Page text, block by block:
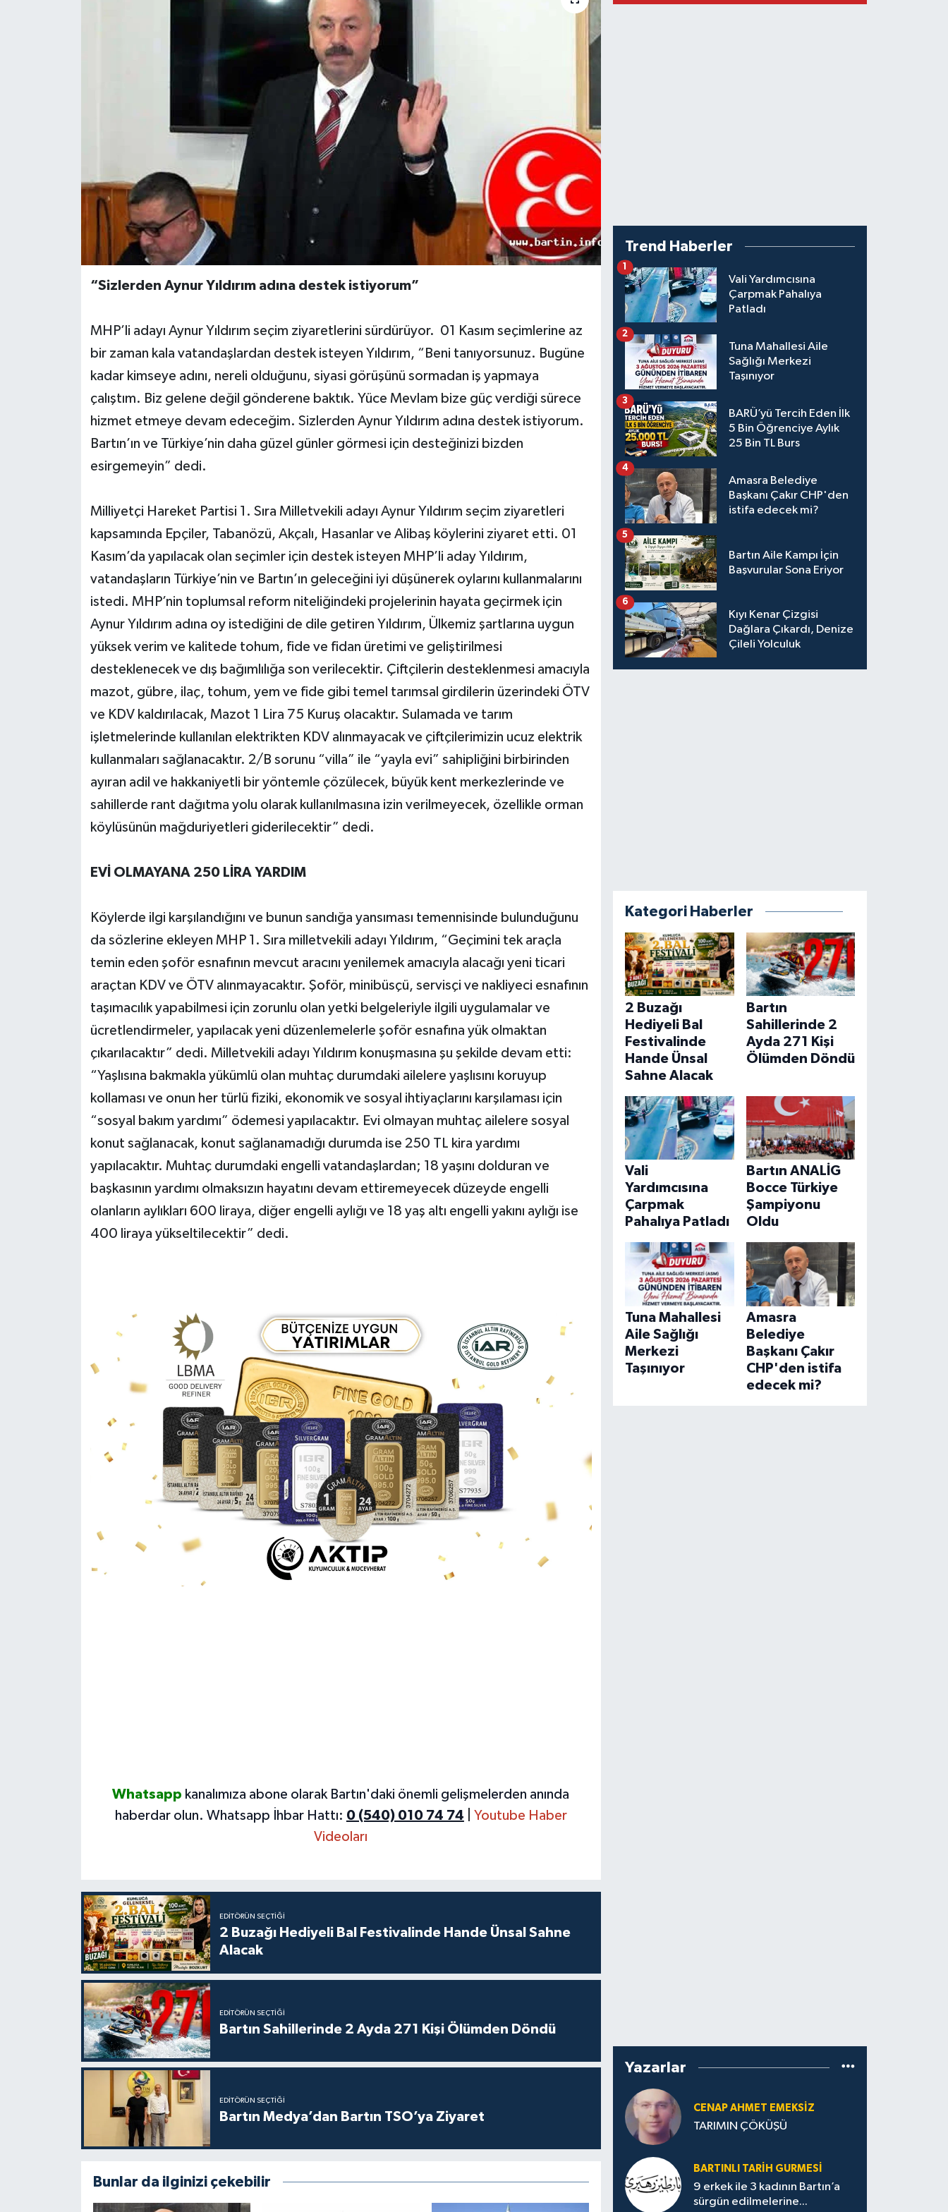
“Sizlerden Aynur Yıldırım adına destek istiyorum”
MHP’li adayı Aynur Yıldırım seçim ziyaretlerini sürdürüyor. 01 Kasım seçimlerine az
bir zaman kala vatandaşlardan destek isteyen Yıldırım, “Beni tanıyorsunuz. Bugüne
kadar kimseye adını, nereli olduğunu, siyasi görüşünü sormadan iş yapmaya
çalıştım. Biz gelene değil gönderene baktık. Yüce Mevlam bize güç verdiği sürece
hizmet etmeye devam edeceğim. Sizlerden Aynur Yıldırım adına destek istiyorum.
Bartın’ın ve Türkiye’nin daha güzel günler görmesi için desteğinizi bizden
esirgemeyin” dedi.
Milliyetçi Hareket Partisi 1. Sıra Milletvekili adayı Aynur Yıldırım seçim ziyaretleri
kapsamında Epçiler, Tabanözü, Akçalı, Hasanlar ve Alibaş köylerini ziyaret etti. 01
Kasım’da yapılacak olan seçimler için destek isteyen MHP’li aday Yıldırım,
vatandaşların Türkiye’nin ve Bartın’ın geleceğini iyi düşünerek oylarını kullanmalarını
istedi. MHP’nin toplumsal reform niteliğindeki projelerinin hayata geçirmek için
Aynur Yıldırım adına oy istediğini de dile getiren Yıldırım, Ülkemiz şartlarına uygun
yüksek verim ve kalitede tohum, fide ve fidan üretimi ve geliştirilmesi
desteklenecek ve dış bağımlılığa son verilecektir. Çiftçilerin desteklenmesi amacıyla
mazot, gübre, ilaç, tohum, yem ve fide gibi temel tarımsal girdilerin üzerindeki ÖTV
ve KDV kaldırılacak, Mazot 1 Lira 75 Kuruş olacaktır. Sulamada ve tarım
işletmelerinde kullanılan elektrikten KDV alınmayacak ve çiftçilerimizin ucuz elektrik
kullanmaları sağlanacaktır. 2/B sorunu “villa” ile “yayla evi” sahipliğini birbirinden
ayıran adil ve hakkaniyetli bir yöntemle çözülecek, büyük kent merkezlerinde ve
sahillerde rant dağıtma yolu olarak kullanılmasına izin verilmeyecek, özellikle orman
köylüsünün mağduriyetleri giderilecektir” dedi.
EVİ OLMAYANA 250 LİRA YARDIM
Köylerde ilgi karşılandığını ve bunun sandığa yansıması temennisinde bulunduğunu
da sözlerine ekleyen MHP 1. Sıra milletvekili adayı Yıldırım, “Geçimini tek araçla
temin eden şoför esnafının mevcut aracını yenilemek amacıyla alacağı yeni ticari
araçtan KDV ve ÖTV alınmayacaktır. Şoför, minibüsçü, servisçi ve nakliyeci esnafının
taşımacılık yapabilmesi için zorunlu olan yetki belgeleriyle ilgili uygulamalar ve
ücretlendirmeler, yapılacak yeni düzenlemelerle şoför esnafına yük olmaktan
çıkarılacaktır” dedi. Milletvekili adayı Yıldırım konuşmasına şu şekilde devam etti:
“Yaşlısına bakmakla yükümlü olan muhtaç durumdaki ailelere yaşlısını koruyup
kollaması ve onun her türlü fiziki, ekonomik ve sosyal ihtiyaçlarını karşılaması için
“sosyal bakım yardımı” ödemesi yapılacaktır. Evi olmayan muhtaç ailelere sosyal
konut sağlanacak, konut sağlanamadığı durumda ise 250 TL kira yardımı
yapılacaktır. Muhtaç durumdaki engelli vatandaşlardan; 18 yaşını dolduran ve
başkasının yardımı olmaksızın hayatını devam ettiremeyecek düzeyde engelli
olanların aylıkları 600 liraya, diğer engelli aylığı ve 18 yaş altı engelli yakını aylığı ise
400 liraya yükseltilecektir” dedi.
Whatsapp kanalımıza abone olarak Bartın'daki önemli gelişmelerden anında
haberdar olun. Whatsapp İhbar Hattı: 0 (540) 010 74 74
Youtube Haber
Videoları
EDITÖRÜN SEÇTIĞI
2 Buzağı Hediyeli Bal Festivalinde Hande Ünsal Sahne
Alacak
EDITÖRÜN SEÇTIĞI
Bartın Sahillerinde 2 Ayda 271 Kişi Ölümden Döndü
EDITÖRÜN SEÇTIĞI
Bartın Medya’dan Bartın TSO’ya Ziyaret
Bunlar da ilginizi çekebilir
Trend Haberler
Vali Yardımcısına
Çarpmak Pahalıya
Patladı
1
Tuna Mahallesi Aile
Sağlığı Merkezi
Taşınıyor
2
BARÜ’yü Tercih Eden İlk
5 Bin Öğrenciye Aylık
25 Bin TL Burs
3
Amasra Belediye
Başkanı Çakır CHP'den
istifa edecek mi?
4
Bartın Aile Kampı İçin
Başvurular Sona Eriyor
5
Kıyı Kenar Çizgisi
Dağlara Çıkardı, Denize
Çileli Yolculuk
6
Kategori Haberler
2 Buzağı
Hediyeli Bal
Festivalinde
Hande Ünsal
Sahne Alacak
Bartın
Sahillerinde 2
Ayda 271 Kişi
Ölümden Döndü
Vali
Yardımcısına
Çarpmak
Pahalıya Patladı
Bartın ANALİG
Bocce Türkiye
Şampiyonu
Oldu
Tuna Mahallesi
Aile Sağlığı
Merkezi
Taşınıyor
Amasra
Belediye
Başkanı Çakır
CHP'den istifa
edecek mi?
Yazarlar
CENAP AHMET EMEKSİZ
TARIMIN ÇÖKÜŞÜ
BARTINLI TARIH GURMESI
9 erkek ile 3 kadının Bartın’a
sürgün edilmelerine...
Yerel Yönetimler